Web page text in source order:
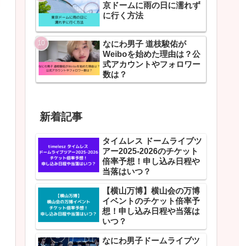
京ドームに雨の日に濡れず
に行く方法
なにわ男子 道枝駿佑が
Weiboを始めた理由は？公
式アカウントやフォロワー
数は？
新着記事
タイムレス ドームライブツ
アー2025-2026のチケット
倍率予想！申し込み日程や
当落はいつ？
【横山万博】横山会の万博
イベントのチケット倍率予
想！申し込み日程や当落は
いつ？
なにわ男子ドームライブツ